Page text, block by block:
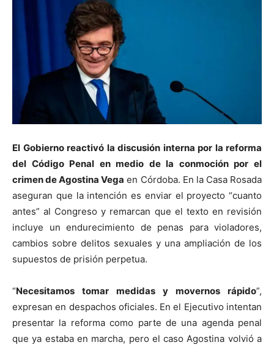
El Gobiernoreactivó la discusión interna por la reforma
del Código Penal en medio de la conmoción por el
crimen de Agostina Vega en Córdoba. En la Casa Rosada
aseguran que la intención es enviar el proyecto “cuanto
antes” al Congreso y remarcan que el texto en revisión
incluye un endurecimiento de penas para violadores,
cambios sobre delitos sexuales y una ampliación de los
supuestos de prisión perpetua.
“Necesitamos tomar medidas y movernos rápido”,
expresan en despachos oficiales. En el Ejecutivo intentan
presentar la reforma como parte de una agenda penal
que ya estaba en marcha, pero el caso Agostina volvió a